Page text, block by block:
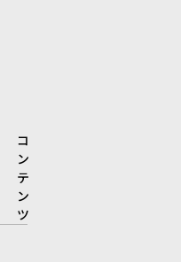
コ
ン
テ
ン
ツ